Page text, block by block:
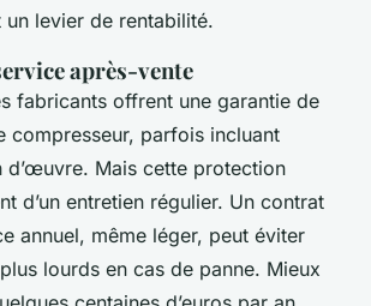
un levier de rentabilité.
après-vente
fabricants offrent une garantie de
compresseur, parfois incluant
d’œuvre. Mais cette protection
d’un entretien régulier. Un contrat
annuel, même léger, peut éviter
lourds en cas de panne. Mieux